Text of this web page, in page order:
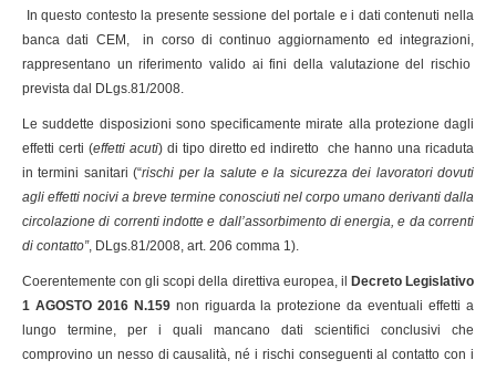
In questo contesto la presente sessione del portale e i dati contenuti nella
banca dati CEM, in corso di continuo aggiornamento ed integrazioni,
rappresentano un riferimento valido ai fini della valutazione del rischio
prevista dal DLgs.81/2008.
Le suddette disposizioni sono specificamente mirate alla protezione dagli
effetti certi (effetti acuti) di tipo diretto ed indiretto che hanno una ricaduta
in termini sanitari (“rischi per la salute e la sicurezza dei lavoratori dovuti
agli effetti nocivi a breve termine conosciuti nel corpo umano derivanti dalla
circolazione di correnti indotte e dall’assorbimento di energia, e da correnti
di contatto”, DLgs.81/2008, art. 206 comma 1).
Coerentemente con gli scopi della direttiva europea, il
Decreto Legislativo
1 AGOSTO 2016 N.159non riguarda la protezione da eventuali effetti a
lungo termine, per i quali mancano dati scientifici conclusivi che
comprovino un nesso di causalità, né i rischi conseguenti al contatto con i